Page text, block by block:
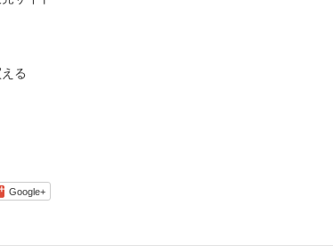
る
Google+